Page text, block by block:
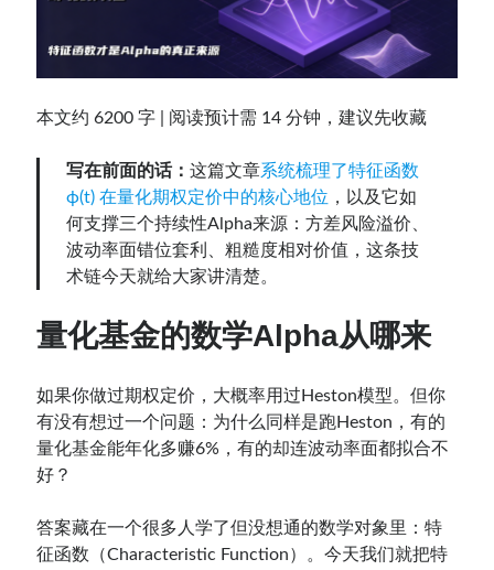
Contact：
网站备案号：鄂ICP备2024064768号
本文约 6200 字 | 阅读预计需 14 分钟，建议先收藏
写在前面的话：这篇文章系统梳理了特征函数
ϕ(t) 在量化期权定价中的核心地位 ，以及它如
何支撑三个持续性Alpha来源：方差风险溢价、
波动率面错位套利、粗糙度相对价值，这条技
术链今天就给大家讲清楚。
量化基金的数学Alpha从哪来
如果你做过期权定价，大概率用过Heston模型。但你
有没有想过一个问题：为什么同样是跑Heston，有的
量化基金能年化多赚6%，有的却连波动率面都拟合不
好？
答案藏在一个很多人学了但没想通的数学对象里：特
征函数（Characteristic Function）。今天我们就把特